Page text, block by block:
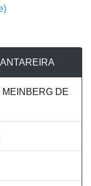
DE